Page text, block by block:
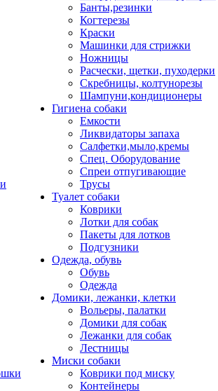
Банты,резинки
Когтерезы
Краски
Машинки для стрижки
Ножницы
Расчески, щетки, пуходерки
Скребницы, колтунорезы
Шампуни,кондиционеры
Гигиена собаки
Емкости
Ликвидаторы запаха
Салфетки,мыло,кремы
Спец. Оборудование
Спреи отпугивающие
Трусы
Туалет собаки
Коврики
Лотки для собак
Пакеты для лотков
Подгузники
Одежда, обувь
Обувь
Одежда
Домики, лежанки, клетки
Вольеры, палатки
Домики для собак
Лежанки для собак
Лестницы
Миски собаки
Коврики под миску
Контейнеры